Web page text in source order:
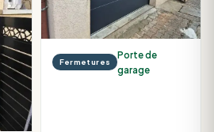
Fermetures
Porte de
garage